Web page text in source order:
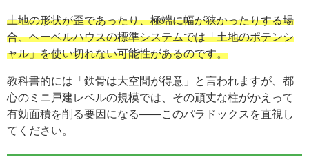
土地の形状が歪であったり、極端に幅が狭かったりする場
合、ヘーベルハウスの標準システムでは「土地のポテンシ
ャル」を使い切れない可能性があるのです。
教科書的には「鉄骨は大空間が得意」と言われますが、都
心のミニ戸建レベルの規模では、その頑丈な柱がかえって
有効面積を削る要因になる——このパラドックスを直視し
てください。